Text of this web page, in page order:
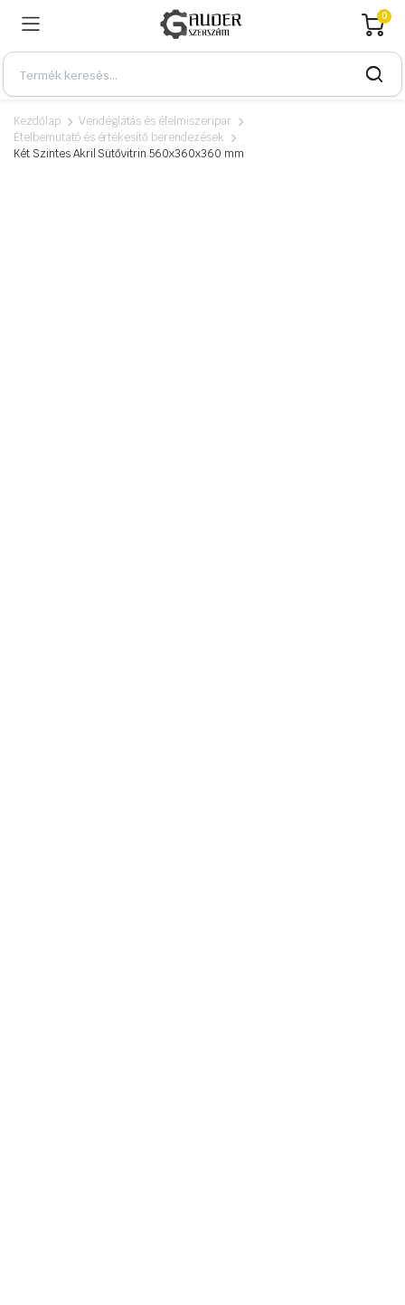
0
Kezdőlap
Vendéglátás és élelmiszeripar
Ételbemutató és értékesítő berendezések
Két Szintes Akril Sütővitrin 560x360x360 mm